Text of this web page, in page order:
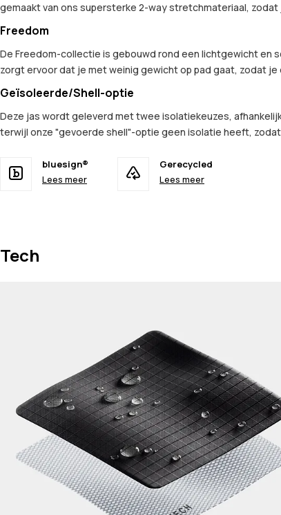
gemaakt van ons supersterke 2-way stretchmateriaal,
Freedom
De Freedom-collectie is gebouwd rond een lichtgewicht en
zorgt ervoor dat je met weinig gewicht op pad gaat, zodat je
Geïsoleerde/Shell-optie
Deze jas wordt geleverd met twee isolatiekeuzes,
terwijl onze "gevoerde shell"-optie geen isolatie heeft,
bluesign®
Lees meer
Gerecycled
Lees meer
Tech